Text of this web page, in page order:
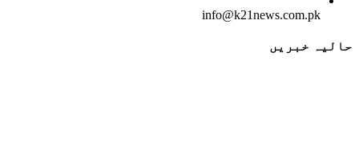
info@k21news.com.pk
حالیہ خبریں